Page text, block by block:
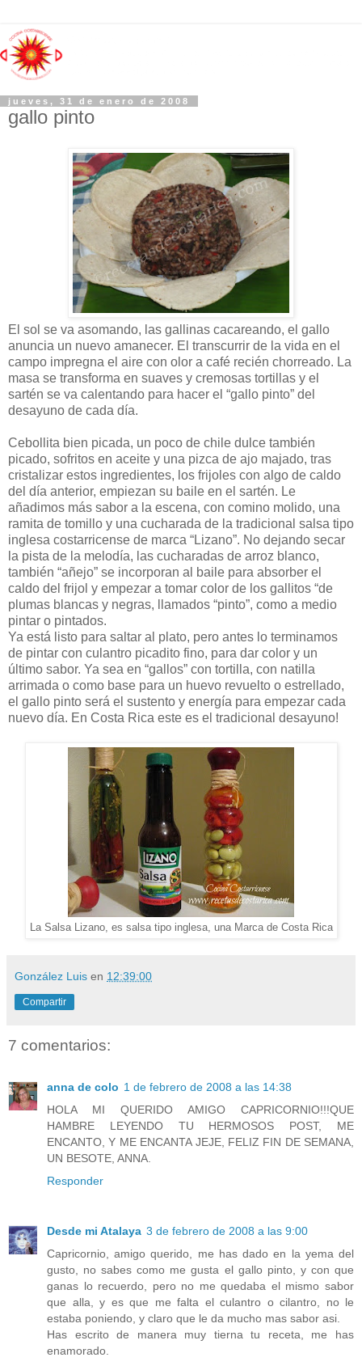
jueves, 31 de enero de 2008
gallo pinto
El sol se va asomando, las gallinas cacareando, el gallo
anuncia un nuevo amanecer. El transcurrir de la vida en el
campo impregna el aire con olor a café recién chorreado. La
masa se transforma en suaves y cremosas tortillas y el
sartén se va calentando para hacer el “gallo pinto” del
desayuno de cada día.
Cebollita bien picada, un poco de chile dulce también
picado, sofritos en aceite y una pizca de ajo majado, tras
cristalizar estos ingredientes, los frijoles con algo de caldo
del día anterior, empiezan su baile en el sartén. Le
añadimos más sabor a la escena, con comino molido, una
ramita de tomillo y una cucharada de la tradicional salsa tipo
inglesa costarricense de marca “Lizano”. No dejando secar
la pista de la melodía, las cucharadas de arroz blanco,
también “añejo” se incorporan al baile para absorber el
caldo del frijol y empezar a tomar color de los gallitos “de
plumas blancas y negras, llamados “pinto”, como a medio
pintar o pintados.
Ya está listo para saltar al plato, pero antes lo terminamos
de pintar con culantro picadito fino, para dar color y un
último sabor. Ya sea en “gallos” con tortilla, con natilla
arrimada o como base para un huevo revuelto o estrellado,
el gallo pinto será el sustento y energía para empezar cada
nuevo día. En Costa Rica este es el tradicional desayuno!
La Salsa Lizano, es salsa tipo inglesa, una Marca de Costa Rica
González Luis en 12:39:00
Compartir
7 comentarios:
anna de colo 1 de febrero de 2008 a las 14:38
HOLA MI QUERIDO AMIGO CAPRICORNIO!!!QUE
HAMBRE LEYENDO TU HERMOSOS POST, ME
ENCANTO, Y ME ENCANTA JEJE, FELIZ FIN DE SEMANA,
UN BESOTE, ANNA.
Responder
Desde mi Atalaya 3 de febrero de 2008 a las 9:00
Capricornio, amigo querido, me has dado en la yema del
gusto, no sabes como me gusta el gallo pinto, y con que
ganas lo recuerdo, pero no me quedaba el mismo sabor
que alla, y es que me falta el culantro o cilantro, no le
estaba poniendo, y claro que le da mucho mas sabor asi.
Has escrito de manera muy tierna tu receta, me has
enamorado.